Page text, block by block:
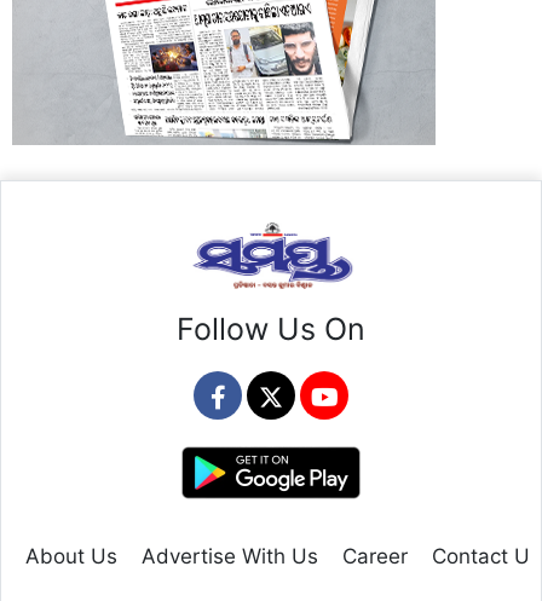
Follow Us On
About Us Advertise With Us Career Contact Us